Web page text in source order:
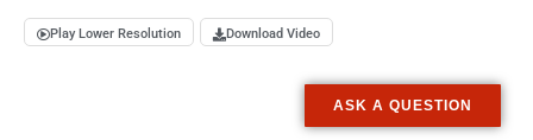
Play Lower Resolution Download Video
ASK A QUESTION